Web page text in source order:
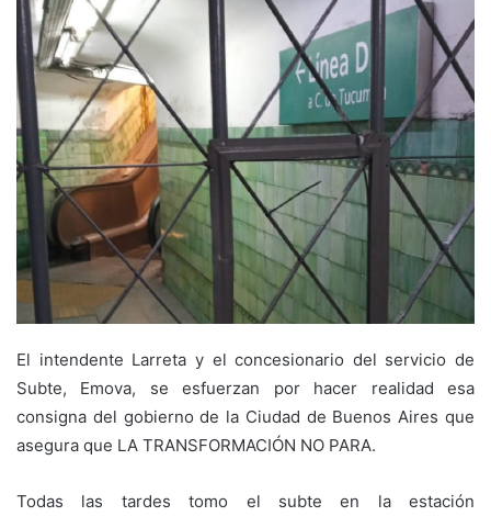
El intendente Larreta y el concesionario del servicio de
Subte, Emova, se esfuerzan por hacer realidad esa
consigna del gobierno de la Ciudad de Buenos Aires que
asegura que LA TRANSFORMACIÓN NO PARA.
Todas las tardes tomo el subte en la estación